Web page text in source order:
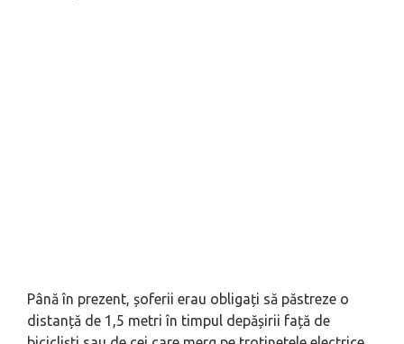
Până în prezent, șoferii erau obligați să păstreze o
distanță de 1,5 metri în timpul depășirii față de